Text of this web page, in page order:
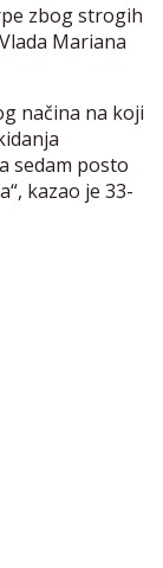
zbog strogih
Mariana
načina na koji
sedam posto
kazao je 33-